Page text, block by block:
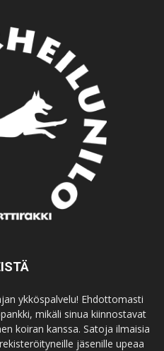
ykköspalvelu! Ehdottomasti
mikäli sinua kiinnostavat
koiran kanssa. Satoja ilmaisia
jäsenille upeaa